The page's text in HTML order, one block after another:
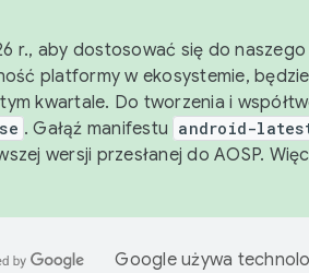
r., aby dostosować się do
platformy w ekosystemie,
kwartale. Do tworzenia i
. Gałąź manifestu android-
wersji przesłanej do AOSP.
Google używa